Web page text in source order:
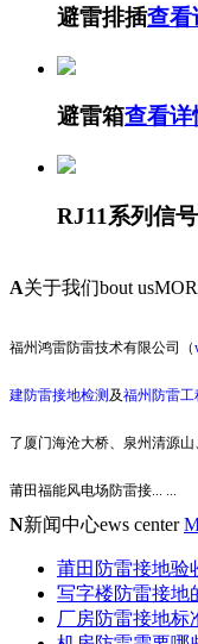
避雷排插查看
避雷箱查看详
RJ11系列信
A关于我们bout
福州鸿雷防雷技术有限公司（
建防雷接地检测及福州防雷工
了厦门海沧大桥、泉州清源
莆田福能风电场防雷接
N新闻中心ews center
莆田防雷接地验
写字楼防雷接地
厂房防雷接地标